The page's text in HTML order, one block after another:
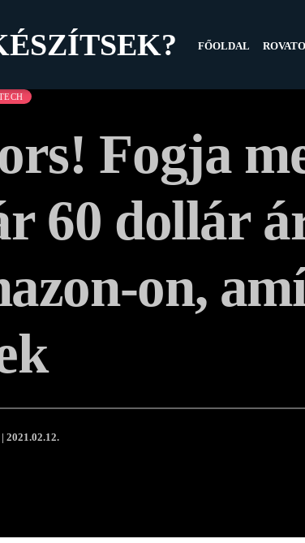
FŐOLDAL
Fogja
60 dollár
on,
| 2021.02.12.